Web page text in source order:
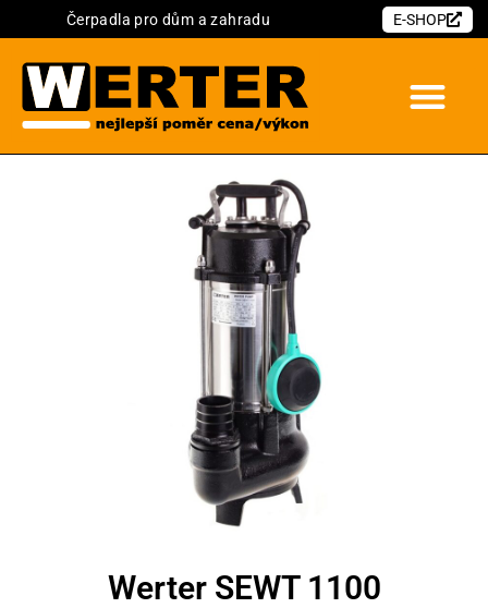
Čerpadla pro dům a zahradu E-SHOP
Werter SEWT 1100